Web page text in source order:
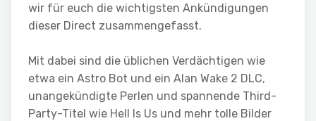
wir für euch die wichtigsten Ankündigungen
dieser Direct zusammengefasst.
Mit dabei sind die üblichen Verdächtigen wie
etwa ein Astro Bot und ein Alan Wake 2 DLC,
unangekündigte Perlen und spannende Third-
Party-Titel wie Hell Is Us und mehr tolle Bilder